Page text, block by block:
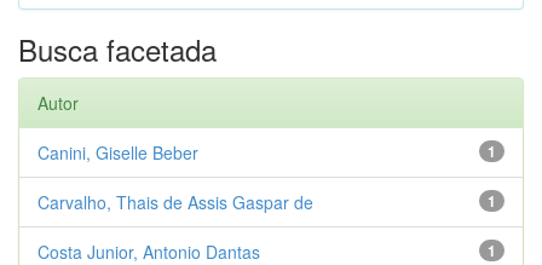
Busca facetada
Autor
1
Canini, Giselle Beber
1
Carvalho, Thais de Assis Gaspar de
1
Costa Junior, Antonio Dantas